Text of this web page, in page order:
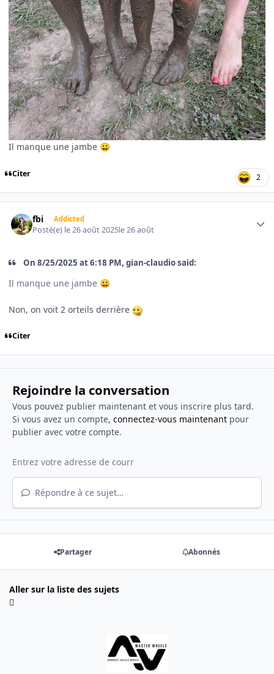
Il manque une jambe 😀
Citer 2
fbi Addicted
Posté(e) le 26 août 2025le 26 août
On 8/25/2025 at 6:18 PM, gian-claudio said:
Il manque une jambe 😀
Non, on voit 2 orteils derrière
Citer
Rejoindre la conversation
Vous pouvez publier maintenant et vous inscrire plus tard.
Si vous avez un compte, connectez-vous maintenantpour
publier avec votre compte.
Répondre à ce sujet…
Partager Abonnés
Aller sur la liste des sujets